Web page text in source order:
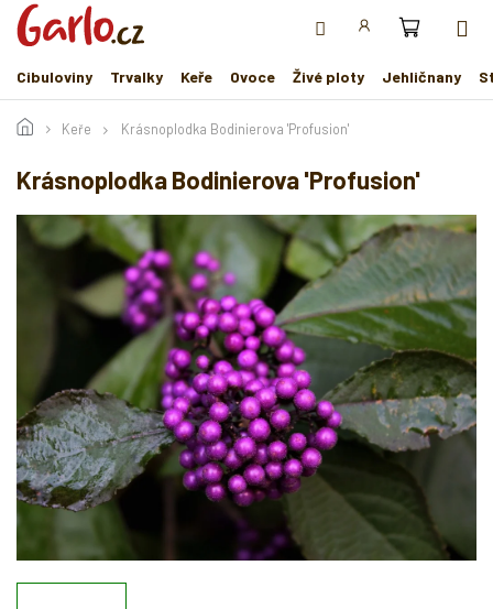
Přejít
obsah
Cibuloviny
Trvalky Keře Ovoce Živé ploty Jehličnany
Keře Krásnoplodka Bodinierova 'Profusion'
Krásnoplodka Bodinierova 'Profusion'